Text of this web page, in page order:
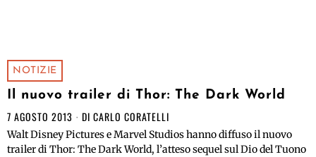
NOTIZIE
Il nuovo trailer di Thor: The Dark World
7 AGOSTO 2013 DI CARLO CORATELLI
Walt Disney Pictures e Marvel Studios hanno diffuso il nuovo
trailer di Thor: The Dark World, l’atteso sequel sul Dio del Tuono